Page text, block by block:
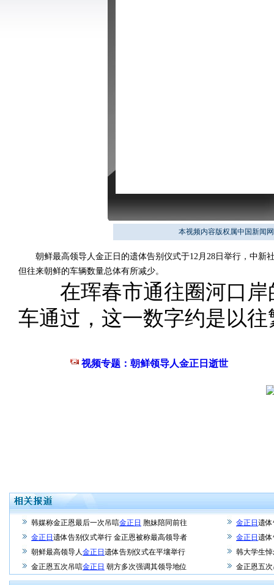
本视频内容版权属中国新闻
朝鲜最高领导人金正日的遗体告别仪式于12月28日举行，中新
但往来朝鲜的车辆数量总体有所减少。
在珲春市通往圈河口岸
车通过，这一数字约是以
视频专题：朝鲜领导人金正日逝世
韩媒称金正恩最后一次吊唁金正日 胞妹陪同前往 金正日 遗
金正日 遗体告别仪式举行 金正恩被称最高领导者 金正日 遗
朝鲜最高领导人金正日 遗体告别仪式在平壤举行
韩大学生
金正恩五次吊唁金正日 朝方多次强调其领导地位 金正恩五